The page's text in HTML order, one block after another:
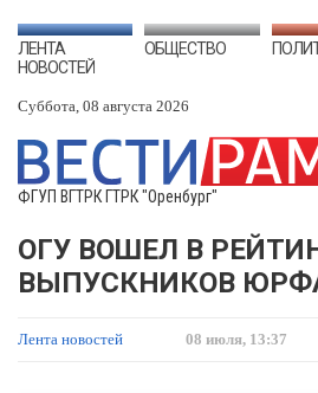
ЛЕНТА
НОВОСТЕЙ
ОБЩЕСТВО
Суббота, 08 августа 2026
ФГУП ВГТРК ГТРК "Оренбург"
ОГУ ВОШЕЛ В
ВЫПУСКНИКОВ
Лента новостей 08 июля, 13:37